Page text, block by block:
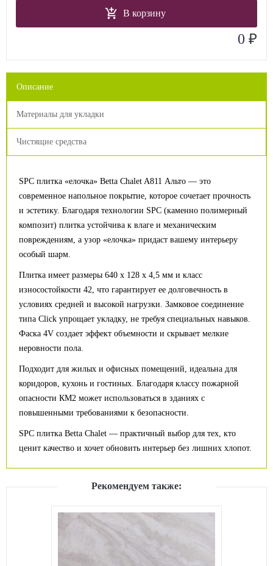
В корзину
0 ₽
Описание
Материалы для укладки
Чистящие средства
SPC плитка «елочка» Betta Chalet A811 Альто — это
современное напольное покрытие, которое сочетает прочность
и эстетику. Благодаря технологии SPC (каменно полимерный
композит) плитка устойчива к влаге и механическим
повреждениям, а узор «елочка» придаст вашему интерьеру
особый шарм.
Плитка имеет размеры 640 x 128 x 4,5 мм и класс
износостойкости 42, что гарантирует ее долговечность в
условиях средней и высокой нагрузки. Замковое соединение
типа Click упрощает укладку, не требуя специальных навыков.
Фаска 4V создает эффект объемности и скрывает мелкие
неровности пола.
Подходит для жилых и офисных помещений, идеальна для
коридоров, кухонь и гостиных. Благодаря классу пожарной
опасности КМ2 может использоваться в зданиях с
повышенными требованиями к безопасности.
SPC плитка Betta Chalet — практичный выбор для тех, кто
ценит качество и хочет обновить интерьер без лишних хлопот.
Рекомендуем также: